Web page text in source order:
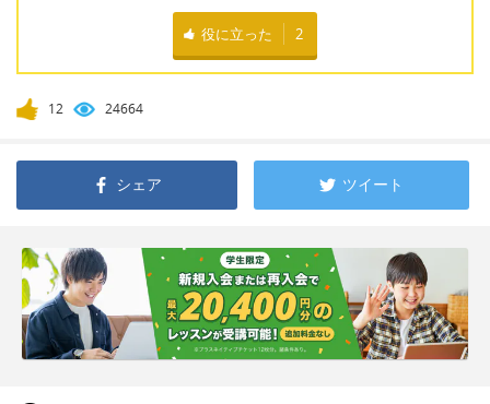
役に立った 2
12 24664
シェア ツイート